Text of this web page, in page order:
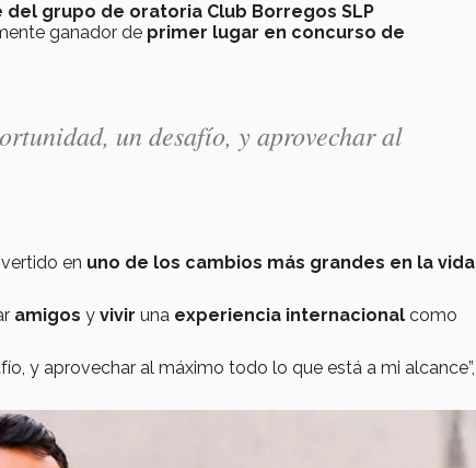
grupo de oratoria Club Borregos SLP
ganador de primer lugar en concurso de
un desafío, y aprovechar al
en uno de los cambios más grandes en la vida
amigos y vivir una experiencia internacional como
y aprovechar al máximo todo lo que está a mi alcance”,